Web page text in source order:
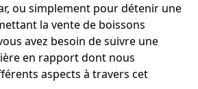
ou simplement pour détenir une
la vente de boissons
avez besoin de suivre une
en rapport dont nous
aspects à travers cet